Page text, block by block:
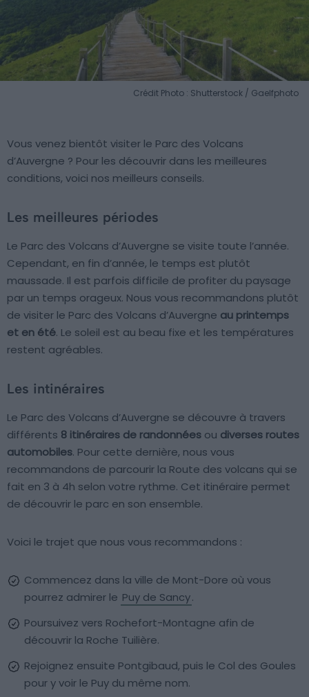
Crédit Photo : Shutterstock / Gaelfphoto
Vous venez bientôt visiter le Parc des Volcans
d’Auvergne ? Pour les découvrir dans les meilleures
conditions, voici nos meilleurs conseils.
Les meilleures périodes
Le Parc des Volcans d’Auvergne se visite toute l’année.
Cependant, en fin d’année, le temps est plutôt
maussade. Il est parfois difficile de profiter du paysage
par un temps orageux. Nous vous recommandons plutôt
de visiter le Parc des Volcans d’Auvergne au printemps
et en été. Le soleil est au beau fixe et les températures
restent agréables.
Les intinéraires
Le Parc des Volcans d’Auvergne se découvre à travers
différents 8 itinéraires de randonnées ou diverses routes
automobiles. Pour cette dernière, nous vous
recommandons de parcourir la Route des volcans qui se
fait en 3 à 4h selon votre rythme. Cet itinéraire permet
de découvrir le parc en son ensemble.
Voici le trajet que nous vous recommandons :
Commencez dans la ville de Mont-Dore où vous
pourrez admirer le Puy de Sancy.
Poursuivez vers Rochefort-Montagne afin de
découvrir la Roche Tuilière.
Rejoignez ensuite Pontgibaud, puis le Col des Goules
pour y voir le Puy du même nom.